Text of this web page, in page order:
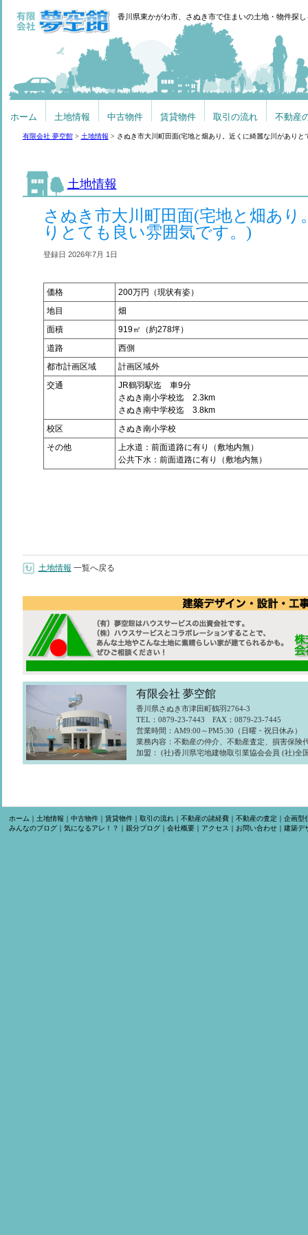
香川県東かがわ市、さぬき市で住まいの土地・物件探
ホーム 土地情報 中古物件 賃貸物件 取引の流れ 不動産
有限会社 夢空館> 土地情報 > さぬき市大川町田面(宅地と畑あり。近くに綺麗な川がありと
土地情報
さぬき市大川町田面(宅地と畑あ
りとても良い雰囲気です。)
登録日 2026年7月 1日
価格
200万円（現状有姿）
地目
畑
面積
919㎡（約278坪）
道路
西側
都市計画区域
計画区域外
交通
JR鶴羽駅迄 車9分
さぬき南小学校迄 2.3km
さぬき南中学校迄 3.8km
校区
さぬき南小学校
その他
上水道：前面道路に有り（敷地内無）
公共下水：前面道路に有り（敷地内無）
土地情報 一覧へ戻る
有限会社 夢空館
香川県さぬき市津田町鶴羽2764-3
TEL：0879-23-7443 FAX：0879-23-7445
営業時間：AM9:00～PM5:30（日曜・祝日休み）
業務内容：不動産の仲介、不動産査定、損害保険
加盟： (社)香川県宅地建物取引業協会会員 (社)全
ホーム ｜ 土地情報 ｜ 中古物件｜ 賃貸物件｜ 取引の流れ ｜ 不動産の諸経費｜ 不動産の査定 ｜ 企画型
みんなのブログ｜ 気になるアレ！？ ｜ 親分ブログ｜ 会社概要｜ アクセス ｜ お問い合わせ｜ 建築デ